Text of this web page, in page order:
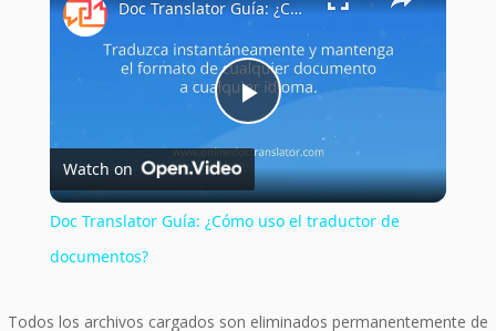
Play
Video
Doc Translator Guía: ¿Cómo uso el traductor de documentos?
Watch on
Doc Translator Guía: ¿Cómo uso el traductor de
documentos?
Todos los archivos cargados son eliminados permanentemente de